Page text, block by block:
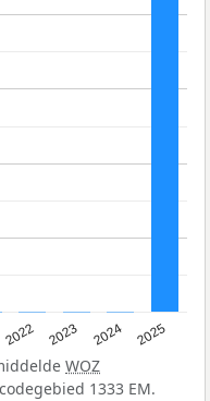
2022 2023 2024 2025
WOZ
1333 EM.